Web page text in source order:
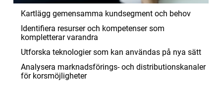
Kartlägg gemensamma kundsegment och behov
Identifiera resurser och kompetenser som
kompletterar varandra
Utforska teknologier som kan användas på nya sätt
Analysera marknadsförings- och distributionskanaler
för korsmöjligheter